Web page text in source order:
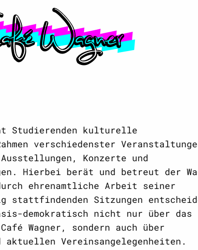
Studierenden kulturelle
verschiedenster
Konzerte und
Hierbei berät und betreut der
ehrenamtliche Arbeit seiner
stattfindenden Sitzungen
demokratisch nicht nur über das
Wagner, sondern auch über
Vereinsangelegenheiten.